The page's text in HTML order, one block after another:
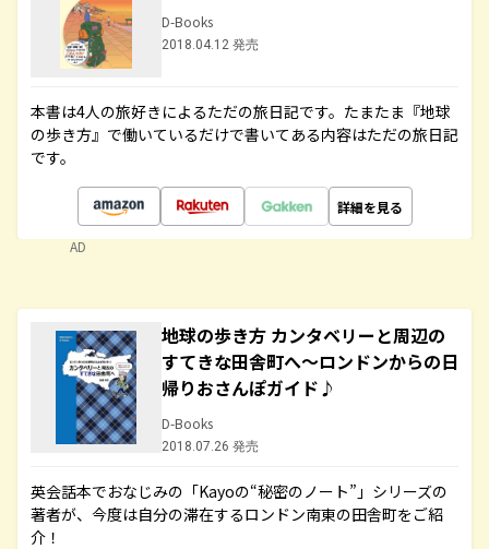
D-Books
2018.04.12 発売
本書は4人の旅好きによるただの旅日記です。たまたま『地球
の歩き方』で働いているだけで書いてある内容はただの旅日記
です。
詳細を見る
AD
地球の歩き方 カンタベリーと周辺の
すてきな田舎町へ～ロンドンからの日
帰りおさんぽガイド♪
D-Books
2018.07.26 発売
英会話本でおなじみの「Kayoの“秘密のノート”」シリーズの
著者が、今度は自分の滞在するロンドン南東の田舎町をご紹
介！